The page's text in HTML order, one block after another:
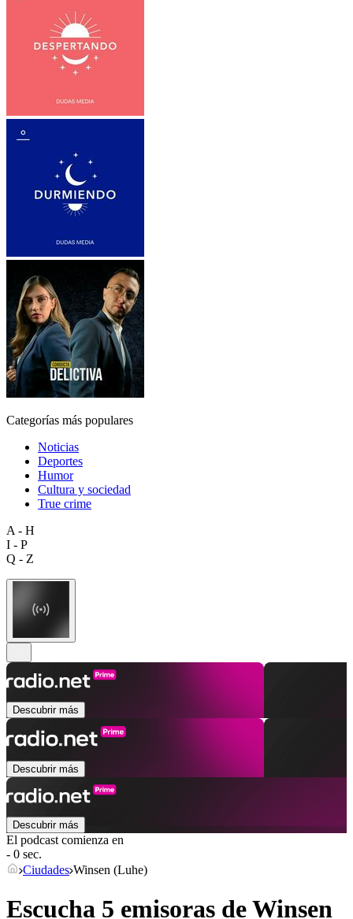
Categorías más populares
Noticias
Deportes
Humor
Cultura y sociedad
True crime
A - H
I - P
Q - Z
Descubrir más
Descubrir más
Descubrir más
El podcast comienza en
- 0 sec.
Ciudades Winsen (Luhe)
Escucha 5 emisoras deWinsen